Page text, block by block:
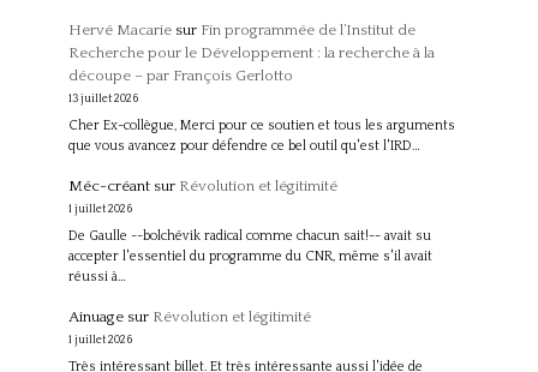
Hervé Macariesur Fin programmée de l’Institut de
Recherche pour le Développement : la recherche à la
découpe – par François Gerlotto
13 juillet 2026
Cher Ex-collègue, Merci pour ce soutien et tous les arguments
que vous avancez pour défendre ce bel outil qu'est l'IRD…
Méc-créantsur Révolution et légitimité
1 juillet 2026
De Gaulle --bolchévik radical comme chacun sait!-- avait su
accepter l'essentiel du programme du CNR, même s'il avait
réussi à…
Ainuagesur Révolution et légitimité
1 juillet 2026
Très intéressant billet. Et très intéressante aussi l'idée de